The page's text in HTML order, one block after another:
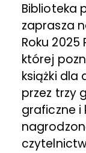
Biblioteka
zaprasza
Roku 2025
której
książki dla
przez trzy
graficzne i